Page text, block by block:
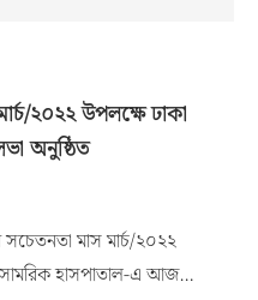
২০২২ উপলক্ষে ঢাকা
অনুষ্ঠিত
মাস মার্চ/২০২২
সামরিক হাসপাতাল-এ আজ…